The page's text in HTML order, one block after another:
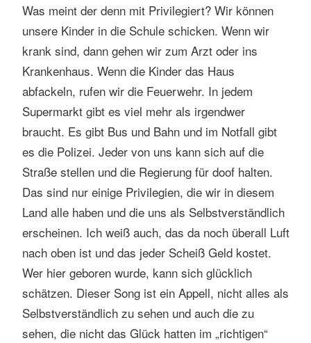
Was meint der denn mit Privilegiert? Wir können
unsere Kinder in die Schule schicken. Wenn wir
krank sind, dann gehen wir zum Arzt oder ins
Krankenhaus. Wenn die Kinder das Haus
abfackeln, rufen wir die Feuerwehr. In jedem
Supermarkt gibt es viel mehr als irgendwer
braucht. Es gibt Bus und Bahn und im Notfall gibt
es die Polizei. Jeder von uns kann sich auf die
Straße stellen und die Regierung für doof halten.
Das sind nur einige Privilegien, die wir in diesem
Land alle haben und die uns als Selbstverständlich
erscheinen. Ich weiß auch, das da noch überall Luft
nach oben ist und das jeder Scheiß Geld kostet.
Wer hier geboren wurde, kann sich glücklich
schätzen. Dieser Song ist ein Appell, nicht alles als
Selbstverständlich zu sehen und auch die zu
sehen, die nicht das Glück hatten im „richtigen“
a
r